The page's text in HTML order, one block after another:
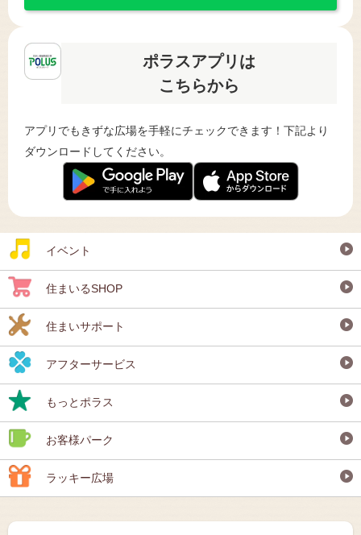
ポラスアプリは
こちらから
アプリでもきずな広場を手軽にチェックできます！下記より
ダウンロードしてください。
イベント
住まいるSHOP
住まいサポート
アフターサービス
もっとポラス
お客様パーク
ラッキー広場